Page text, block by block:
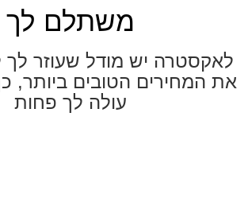
משתלם לך
לאקסטרה יש מודל שעוזר
את המחירים הטובים ביותר,
עולה לך פחות